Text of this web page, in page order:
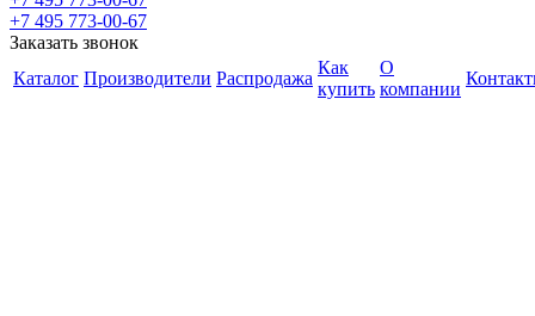
+7 495 773-00-67
Заказать звонок
Каталог Производители Распродажа
Как
купить
О
компании